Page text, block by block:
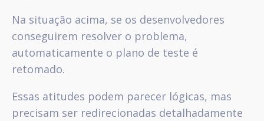
Na situação acima, se os desenvolvedores
conseguirem resolver o problema,
automaticamente o plano de teste é
retomado.
Essas atitudes podem parecer lógicas, mas
precisam ser redirecionadas detalhadamente